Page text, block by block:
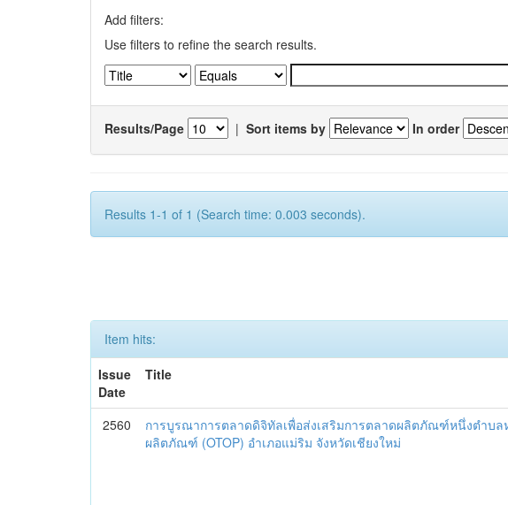
Add filters:
Use filters to refine the search results.
Results/Page | Sort items by In order
Results 1-1 of 1 (Search time: 0.003 seconds).
Item hits:
Issue
Date
Title
2560
การบูรณาการตลาดดิจิทัลเพื่อส่งเสริมการตลาดผลิตภัณฑ์หนึ่งตำบล
ผลิตภัณฑ์ (OTOP) อำเภอแม่ริม จังหวัดเชียงใหม่